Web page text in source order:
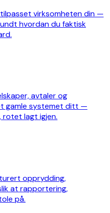
virksomheten din —
hvordan du faktisk
avtaler og
gamle systemet ditt —
rotet lagt igjen.
opprydding,
at rapportering,
på.